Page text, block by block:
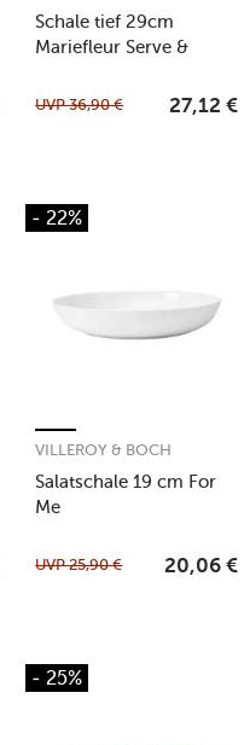
Schale tief 29cm
Mariefleur Serve &
UVP36,90 € 27,12 €
- 22%
Salatschale 19 cm For
Me
VILLEROY & BOCH
UVP25,90 € 20,06 €
- 25%